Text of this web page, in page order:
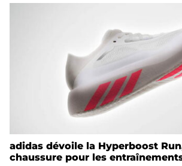
adidas dévoile la Hyperboost
chaussure pour les